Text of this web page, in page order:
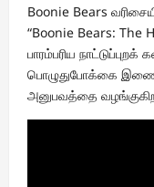
Boonie Bears
“Boonie Bears: The
பாரம்பரிய
பொழுதுபோக்கை
அனுபவத்தை